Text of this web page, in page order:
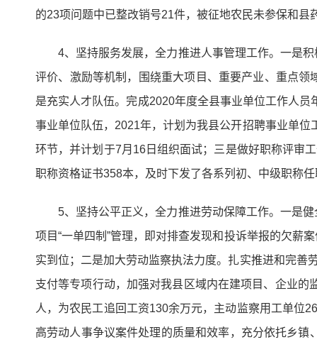
的23项问题中已整改销号21件，被征地农民未参保和县
4、坚持服务发展，全力推进人事管理工作。一是
评价、激励等机制，围绕重大项目、重要产业、重点
是充实人才队伍。完成2020年度全县事业单位工作人
事业单位队伍，2021年，计划为我县公开招聘事业单
环节，并计划于7月16日组织面试；三是做好职称评审
职称资格证书358本，及时下发了各系列初、中级职称
5、坚持公平正义，全力推进劳动保障工作。一是
项目“一单四制”管理，即对排查发现和投诉举报的欠薪
实到位；二是加大劳动监察执法力度。扎实推进和完善
支付等专项行动，加强对我县区域内在建项目、企业
人，为农民工追回工资130余万元，主动监察用工单位
高劳动人事争议案件处理的质量和效率，充分依托乡